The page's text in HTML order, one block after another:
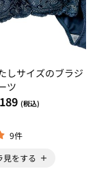
しサイズのブラジ
ツ
(税込)
9件
見をする